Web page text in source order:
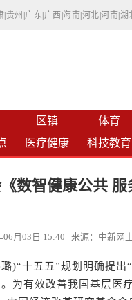
贵州 广东 广西 海南 河北 |河南 湖
区镇 体育
医疗健康 科技教育
数智健康公共 服
06月03日 15:40 来源：中新网
十五五”规划明确提出“
为有效改善我国基层医